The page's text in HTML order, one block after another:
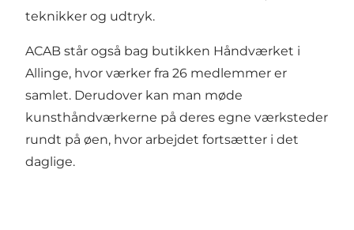
teknikker og udtryk.
ACAB står også bag butikken Håndværket i
Allinge, hvor værker fra 26 medlemmer er
samlet. Derudover kan man møde
kunsthåndværkerne på deres egne værksteder
rundt på øen, hvor arbejdet fortsætter i det
daglige.